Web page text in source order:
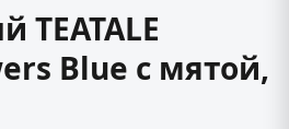
TEATALE
Blue с мятой,